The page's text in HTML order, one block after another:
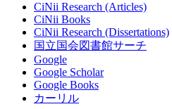
CiNii Research (Articles)
CiNii Books
CiNii Research (Dissertations)
国立国会図書館サーチ
Google
Google Scholar
Google Books
カーリル